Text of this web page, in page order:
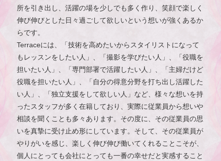
所を引き出し、活躍の場を少しでも多く作り、笑顔で楽しく
伸び伸びとした日々過ごして欲しいという想いが強くあるか
らです。
Terraceには、「技術を高めたいからスタイリストになって
もレッスンをしたい人」、「撮影を学びたい人」、「役職を
担いたい人」、「専門部署で活躍したい人」、「主婦だけど
役職を担いたい人」、「自分の得意分野を打ち出し活躍した
い人」、「独立支援をして欲しい人」など、様々な想いを持
ったスタッフが多く在籍しており、実際に従業員から想いや
相談を聞くことも多々あります。その度に、その従業員の思
いを真摯に受け止め形にしています。そして、その従業員が
やりがいを感じ、楽しく伸び伸び働いてくれることこそが、
個人にとっても会社にとっても一番の幸せだと実感すること